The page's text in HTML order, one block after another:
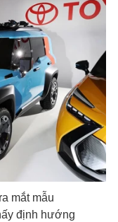
mắt mẫu
định hướng